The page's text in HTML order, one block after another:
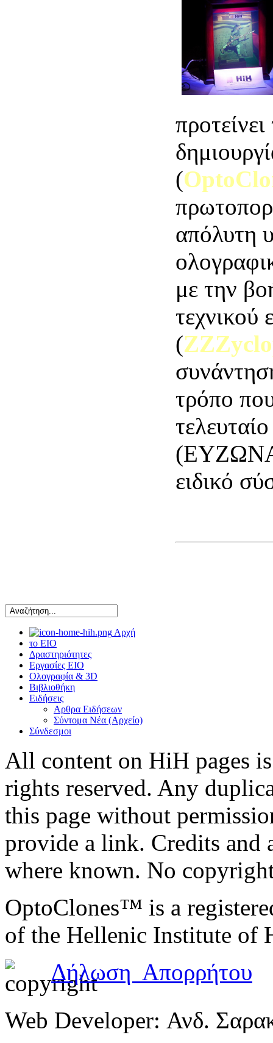
(
απόλυτη
με την
τεχνικού
(
τρόπο
ειδικό
Αρχή
το ΕΙΟ
Δραστηριότητες
Εργασίες ΕΙΟ
Ολογραφία & 3D
Βιβλιοθήκη
Ειδήσεις
Αρθρα Ειδήσεων
Σύντομα Νέα (Αρχείο)
Σύνδεσμοι
All content on HiH pages
rights reserved. Any
this page without
provide a link. Credits and
where known. No
OptoClones™ is a
of the Hellenic Institute of
Δήλωση Απορρήτου
Web Developer: Ανδ.